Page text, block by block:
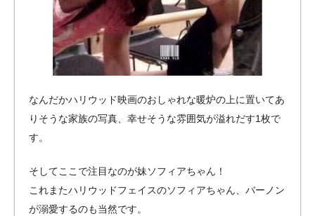
なんだかハリウッド映画のおしゃれな暖炉の上に置いてあ
りそうな家族の写真、幸せそうな雰囲気が溢れだす1枚で
す。
そしてここで注目なのが妹ソフィアちゃん！
これまたハリウッドフェイスのソフィアちゃん、バーノン
が溺愛するのも当然です。